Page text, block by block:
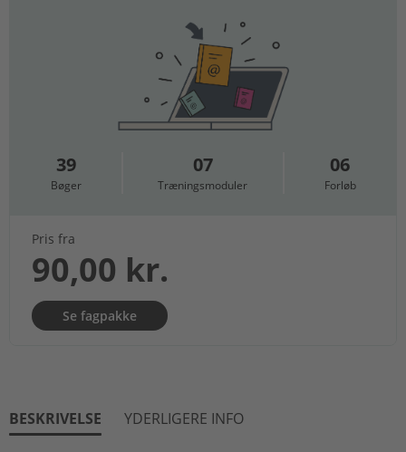
39
Bøger
07
Træningsmoduler
06
Forløb
Pris fra
90,00 kr.
Se fagpakke
BESKRIVELSE YDERLIGERE INFO